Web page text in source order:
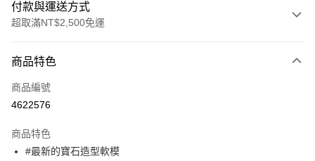
付款與運送方式
超取滿NT$2,500免運
信用卡一次付款
信用卡分期付款
合作金庫商業銀行
華南商業銀行
超商取貨付款
商品特色
商品編號
4622576
商品特色
#最新的寶石造型軟模